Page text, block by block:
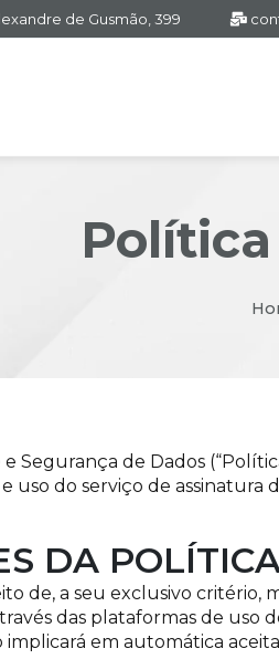
de Gusmão, 399
Segurança de Dados
uso do serviço de
DA
de, a seu exclusivo
das plataformas de uso
implicará em automática